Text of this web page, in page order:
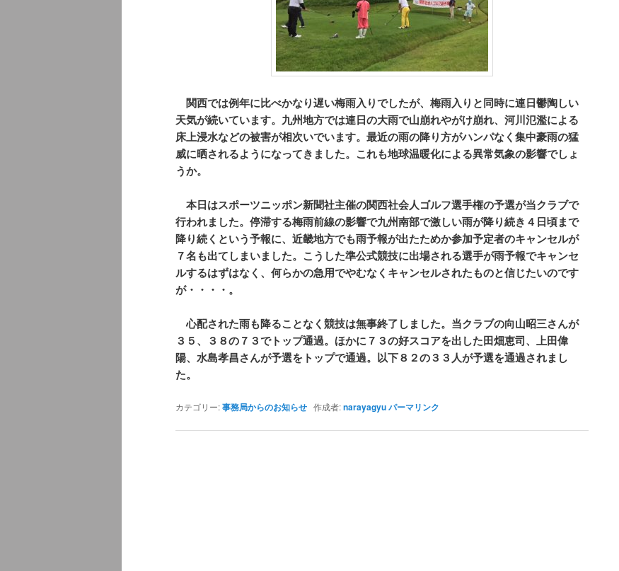
関西では例年に比べかなり遅い梅雨入りでしたが、梅雨入りと同時に連日鬱陶しい
天気が続いています。九州地方では連日の大雨で山崩れやがけ崩れ、河川氾濫による
床上浸水などの被害が相次いでいます。最近の雨の降り方がハンパなく集中豪雨の猛
威に晒されるようになってきました。これも地球温暖化による異常気象の影響でしょ
うか。
本日はスポーツニッポン新聞社主催の関西社会人ゴルフ選手権の予選が当クラブで
行われました。停滞する梅雨前線の影響で九州南部で激しい雨が降り続き４日頃まで
降り続くという予報に、近畿地方でも雨予報が出たためか参加予定者のキャンセルが
７名も出てしまいました。こうした準公式競技に出場される選手が雨予報でキャンセ
ルするはずはなく、何らかの急用でやむなくキャンセルされたものと信じたいのです
が・・・・。
心配された雨も降ることなく競技は無事終了しました。当クラブの向山昭三さんが
３５、３８の７３でトップ通過。ほかに７３の好スコアを出した田畑恵司、上田偉
陽、水島孝昌さんが予選をトップで通過。以下８２の３３人が予選を通過されまし
た。
カテゴリー:事務局からのお知らせ 作成者:narayagyuパーマリンク